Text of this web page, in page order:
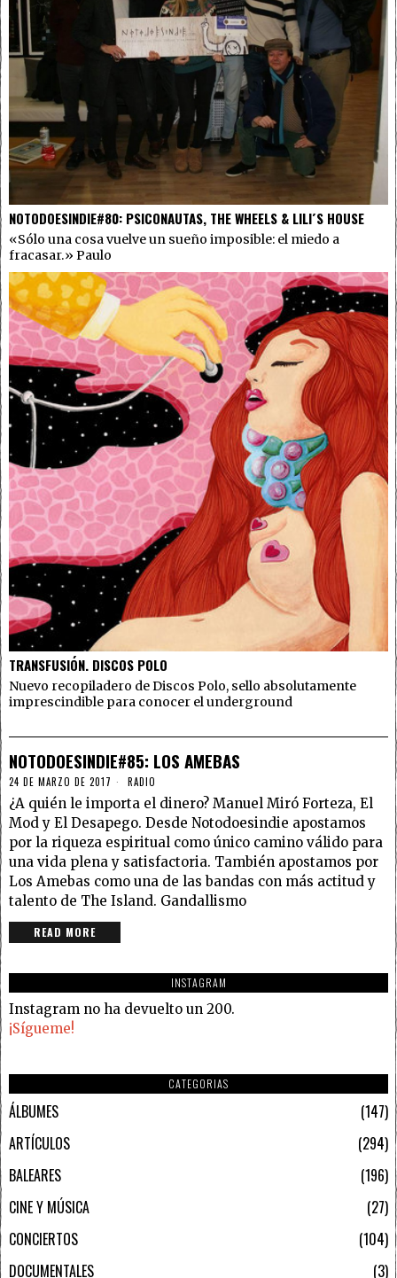
NOTODOESINDIE#80: PSICONAUTAS, THE WHEELS & LILI´S HOUSE
«Sólo una cosa vuelve un sueño imposible: el miedo a
fracasar.» Paulo
TRANSFUSIÓN. DISCOS POLO
Nuevo recopiladero de Discos Polo, sello absolutamente
imprescindible para conocer el underground
NOTODOESINDIE#85: LOS AMEBAS
24 DE MARZO DE 2017 RADIO
¿A quién le importa el dinero? Manuel Miró Forteza, El
Mod y El Desapego. Desde Notodoesindie apostamos
por la riqueza espiritual como único camino válido para
una vida plena y satisfactoria. También apostamos por
Los Amebas como una de las bandas con más actitud y
talento de The Island. Gandallismo
READ MORE
INSTAGRAM
Instagram no ha devuelto un 200.
¡Sígueme!
CATEGORIAS
ÁLBUMES
147
ARTÍCULOS
294
BALEARES
196
CINE Y MÚSICA
27
CONCIERTOS
104
DOCUMENTALES
3